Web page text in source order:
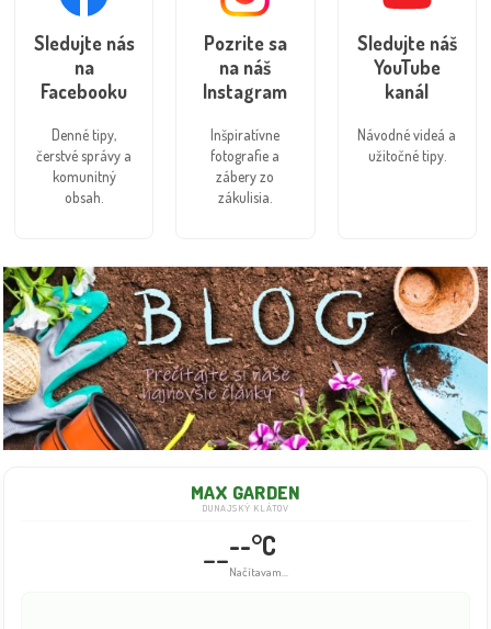
MAX GARDEN
DUNAJSKÝ KLÁTOV
--°C
Info dočasne nedostupné
Sledujte nás
na
Facebooku
Denné tipy,
čerstvé správy a
komunitný
obsah.
Pozrite sa
na náš
Instagram
Inšpiratívne
fotografie a
zábery zo
zákulisia.
Sledujte náš
YouTube
kanál
Návodné videá a
užitočné tipy.